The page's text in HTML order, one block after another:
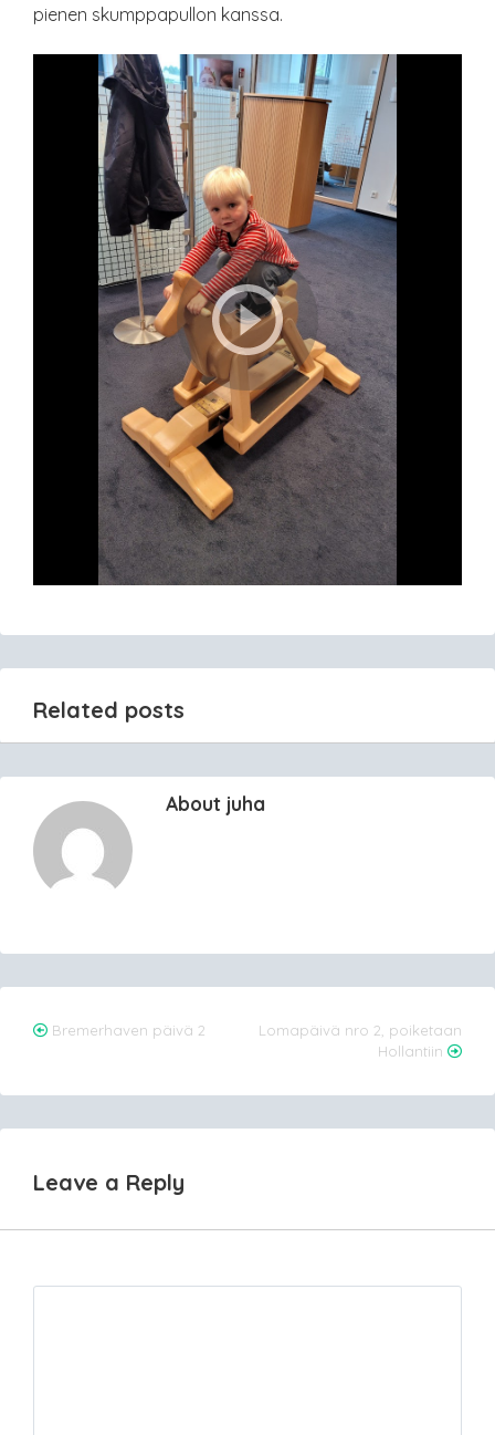
pienen skumppapullon kanssa.
Related posts
About juha
Post
Bremerhaven päivä 2
Lomapäivä nro 2, poiketaan
Hollantiin
Leave a Reply